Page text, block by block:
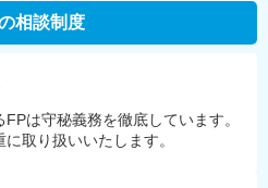
相談制度
は守秘義務を徹底しています。
取り扱いいたします。